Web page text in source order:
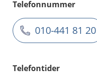
Telefonnummer
010-441 81 20
Telefontider